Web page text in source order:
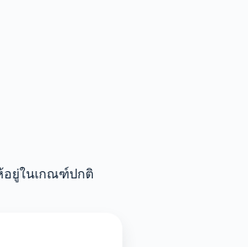
อยู่ในเกณฑ์ปกติ